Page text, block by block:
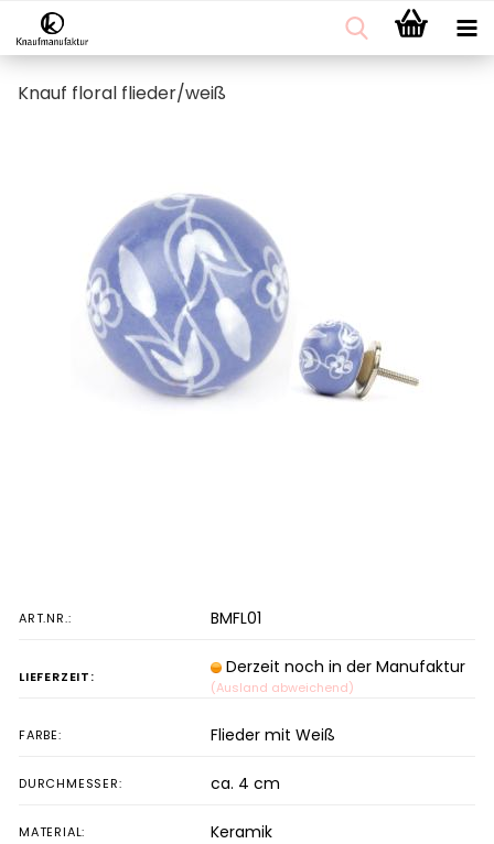
Knauf floral flieder/weiß
ART.NR.: BMFL01
LIEFERZEIT: Derzeit noch in der Manufaktur
(Ausland abweichend)
FARBE: Flieder mit Weiß
DURCHMESSER: ca. 4 cm
MATERIAL: Keramik